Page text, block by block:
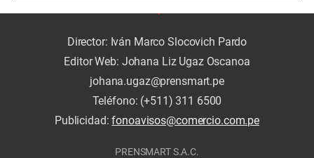
Director: Iván Marco Slocovich Pardo
Editor Web: Johana Liz Ugaz Oscanoa
johana.ugaz@prensmart.pe
Teléfono: (+511) 311 6500
Publicidad:fonoavisos@comercio.com.pe
PRENSMART S.A.C.